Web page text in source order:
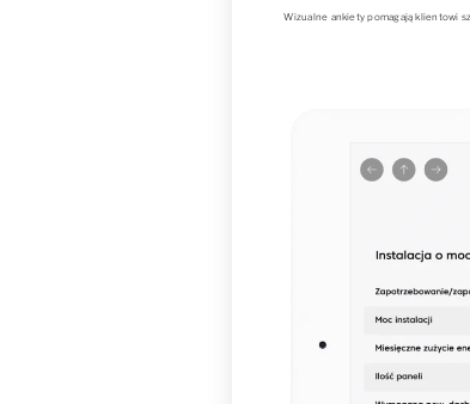
Wizualne ankiety pomagają klientowi